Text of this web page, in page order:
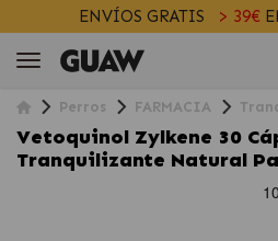
ENVÍOS GRATIS > 39€
Perros FARMACIA
Vetoquinol Zylkene 30
Tranquilizante Natural